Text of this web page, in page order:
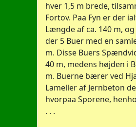
hver 1,5 m brede,
Fortov. Paa Fyn er der
Længde af ca. 140 m,
der 5 Buer med en
m. Disse Buers
40 m, medens højden i
m. Buerne bærer ved
Lameller af Jernbeton
hvorpaa Sporene,
. . .